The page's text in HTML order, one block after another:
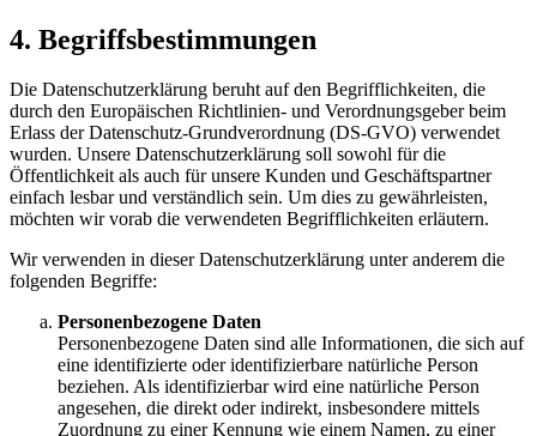
4. Begriffsbestimmungen
Die Datenschutzerklärung beruht auf den Begrifflichkeiten, die
durch den Europäischen Richtlinien- und Verordnungsgeber beim
Erlass der Datenschutz-Grundverordnung (DS-GVO) verwendet
wurden. Unsere Datenschutzerklärung soll sowohl für die
Öffentlichkeit als auch für unsere Kunden und Geschäftspartner
einfach lesbar und verständlich sein. Um dies zu gewährleisten,
möchten wir vorab die verwendeten Begrifflichkeiten erläutern.
Wir verwenden in dieser Datenschutzerklärung unter anderem die
folgenden Begriffe:
Personenbezogene Daten
Personenbezogene Daten sind alle Informationen, die sich auf
eine identifizierte oder identifizierbare natürliche Person
beziehen. Als identifizierbar wird eine natürliche Person
angesehen, die direkt oder indirekt, insbesondere mittels
Zuordnung zu einer Kennung wie einem Namen, zu einer